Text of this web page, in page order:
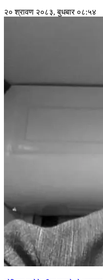
२० श्रावण २०८३, बुधबार ०८:५४